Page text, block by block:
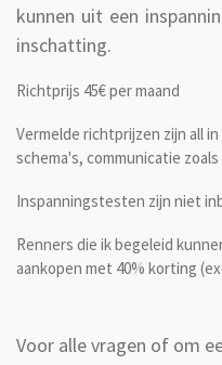
kunnen uit een
inschatting.
Richtprijs 45€ per maand
Vermelde richtprijzen zijn all
schema's, communicatie
Inspanningstesten zijn niet
Renners die ik begeleid
aankopen met 40% korting
Voor alle vragen of om